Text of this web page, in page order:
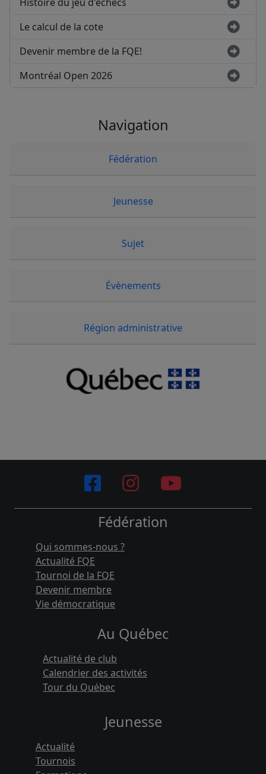
Le calcul de la cote
Devenir membre de la FQE!
Montréal Open 2026
Navigation
Fédération
Jeunesse
Sujet
Évènements
Région administrative
Fédération
Qui sommes-nous ?
Actualité FQE
Tournoi de la FQE
Devenir membre
Vie démocratique
Au Québec
Actualité de club
Calendrier des activités
Tour du Québec
Jeunesse
Actualité
Tournois